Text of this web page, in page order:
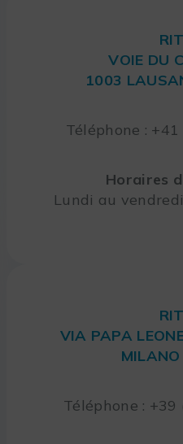
VOIE DU
1003
Téléphone :
Horaires
Lundi au
VIA PAPA
Téléphone :